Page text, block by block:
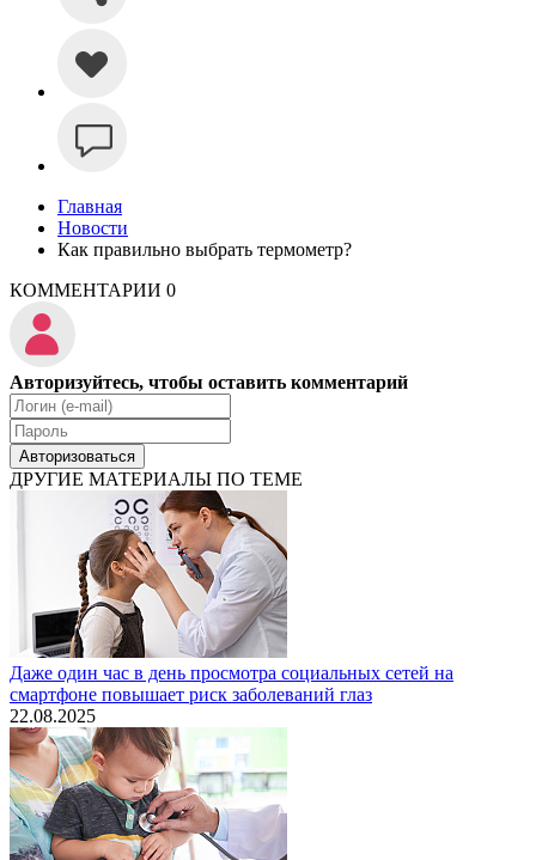
Главная
Новости
Как правильно выбрать термометр?
КОММЕНТАРИИ 0
Авторизуйтесь, чтобы оставить комментарий
Авторизоваться
ДРУГИЕ МАТЕРИАЛЫ ПО ТЕМЕ
Даже один час в день просмотра социальных сетей на
смартфоне повышает риск заболеваний глаз
22.08.2025